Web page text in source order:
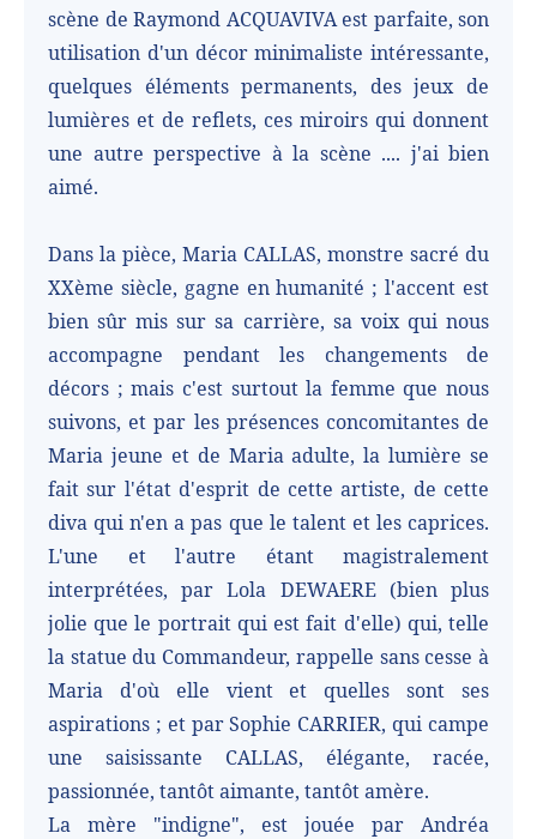
scène de Raymond ACQUAVIVA est parfaite, son
utilisation d'un décor minimaliste intéressante,
quelques éléments permanents, des jeux de
lumières et de reflets, ces miroirs qui donnent
une autre perspective à la scène .... j'ai bien
aimé.
Dans la pièce, Maria CALLAS, monstre sacré du
XXème siècle, gagne en humanité ; l'accent est
bien sûr mis sur sa carrière, sa voix qui nous
accompagne pendant les changements de
décors ; mais c'est surtout la femme que nous
suivons, et par les présences concomitantes de
Maria jeune et de Maria adulte, la lumière se
fait sur l'état d'esprit de cette artiste, de cette
diva qui n'en a pas que le talent et les caprices.
L'une et l'autre étant magistralement
interprétées, par Lola DEWAERE (bien plus
jolie que le portrait qui est fait d'elle) qui, telle
la statue du Commandeur, rappelle sans cesse à
Maria d'où elle vient et quelles sont ses
aspirations ; et par Sophie CARRIER, qui campe
une saisissante CALLAS, élégante, racée,
passionnée, tantôt aimante, tantôt amère.
La mère "indigne", est jouée par Andréa